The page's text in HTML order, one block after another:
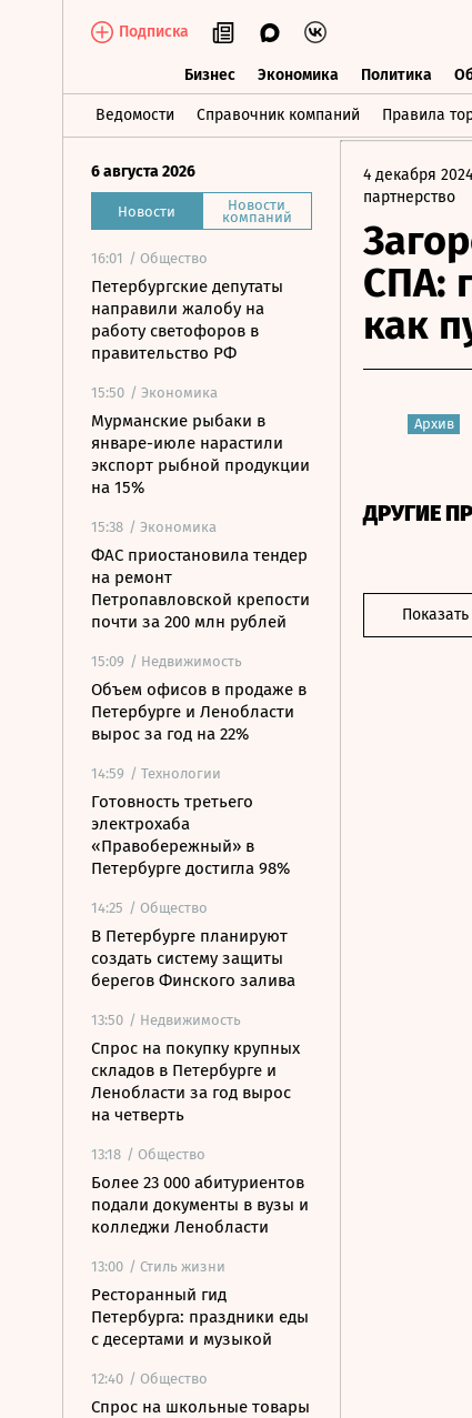
Подписка
Бизнес Экономика Политика
Ведомости Справочник компаний Правила
Бизнес Экономика Политика
6 августа 2026
Новости Новости
компаний
16:01 / Общество
Петербургские депутаты
направили жалобу на
работу светофоров в
правительство РФ
15:50 / Экономика
Мурманские рыбаки в
январе-июле нарастили
экспорт рыбной продукции
на 15%
15:38 / Экономика
ФАС приостановила тендер
на ремонт
Петропавловской крепости
почти за 200 млн рублей
15:09 / Недвижимость
Объем офисов в продаже в
Петербурге и Ленобласти
вырос за год на 22%
14:59 / Технологии
Готовность третьего
электрохаба
«Правобережный» в
Петербурге достигла 98%
14:25 / Общество
В Петербурге планируют
создать систему защиты
берегов Финского залива
13:50 / Недвижимость
Спрос на покупку крупных
складов в Петербурге и
Ленобласти за год вырос
на четверть
13:18 / Общество
Более 23 000 абитуриентов
подали документы в вузы и
колледжи Ленобласти
13:00 / Стиль жизни
Ресторанный гид
Петербурга: праздники еды
с десертами и музыкой
12:40 / Общество
Спрос на школьные товары
4 декабря 2024
партнерство
СПА:
как
Архив
ДРУГИЕ